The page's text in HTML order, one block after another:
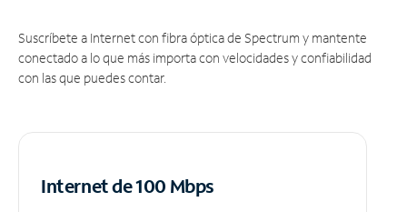
Suscríbete a Internet con fibra óptica de Spectrum y mantente
conectado a lo que más importa con velocidades y confiabilidad
con las que puedes contar.
Internet de 100 Mbps